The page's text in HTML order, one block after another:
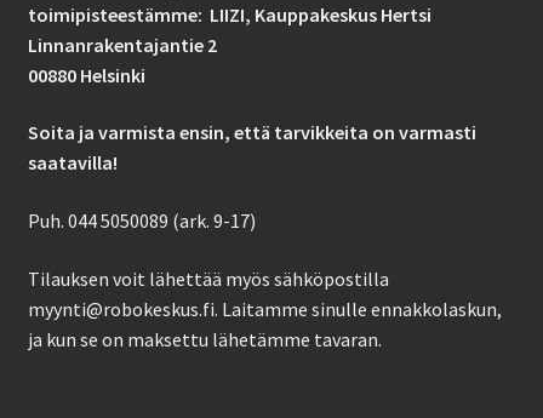
toimipisteestämme: LIIZI, Kauppakeskus Hertsi
Linnanrakentajantie 2
00880 Helsinki
Soita ja varmista ensin, että tarvikkeita on varmasti
saatavilla!
Puh. 044 5050089 (ark. 9-17)
Tilauksen voit lähettää myös sähköpostilla
myynti@robokeskus.fi. Laitamme sinulle ennakkolaskun,
ja kun se on maksettu lähetämme tavaran.